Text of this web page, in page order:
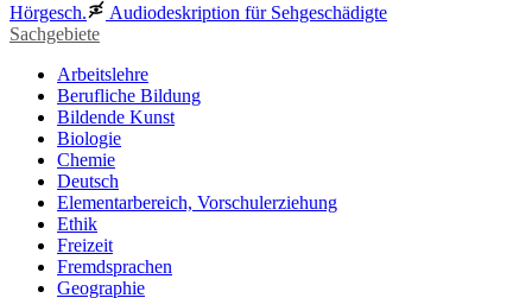
Hörgesch.
Audiodeskription für Sehgeschädigte
Sachgebiete
Arbeitslehre
Berufliche Bildung
Bildende Kunst
Biologie
Chemie
Deutsch
Elementarbereich, Vorschulerziehung
Ethik
Freizeit
Fremdsprachen
Geographie